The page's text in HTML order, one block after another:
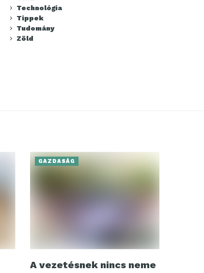
Technológia
Tippek
Tudomány
Zöld
GAZDASÁG
A vezetésnek nincs neme